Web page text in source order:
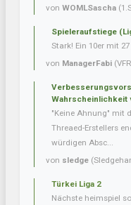
von WOMLSascha
Spieleraufstiege
Stark! Ein 10er mit
von ManagerFabi
Wahrscheinlichkeit
"Keine Ahnung" mit
Threaed-Erstellers
würdigen Absc...
von sledge
Türkei Liga 2
Nächste heimspiel